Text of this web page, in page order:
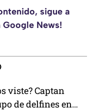
sigue a
News!
viste? Captan
de delfines en